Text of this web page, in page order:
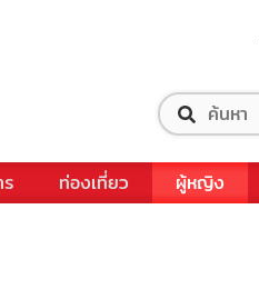
ท่องเที่ยว ผู้หญิง